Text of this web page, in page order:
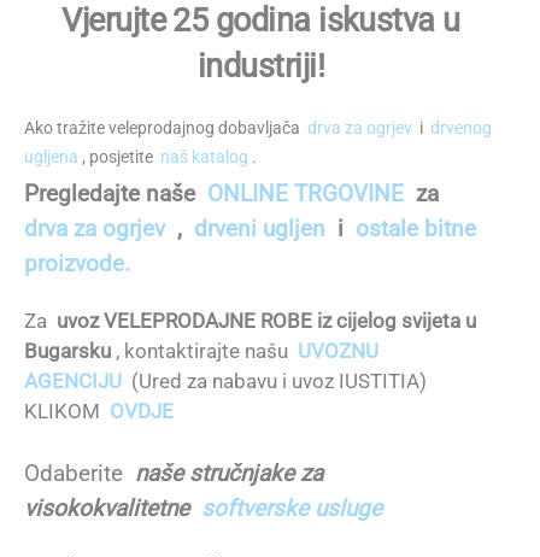
Vjerujte 25 godina iskustva u
industriji!
Ako tražite veleprodajnog dobavljača drva za ogrjev i drvenog
ugljena , posjetite naš katalog .
Pregledajte naše ONLINE TRGOVINE za
drva za ogrjev , drveni ugljen i ostale bitne
proizvode.
Za uvoz VELEPRODAJNE ROBE iz cijelog svijeta u
Bugarsku , kontaktirajte našu UVOZNU
AGENCIJU (Ured za nabavu i uvoz IUSTITIA)
KLIKOM OVDJE
Odaberite naše stručnjake za
visokokvalitetne softverske usluge